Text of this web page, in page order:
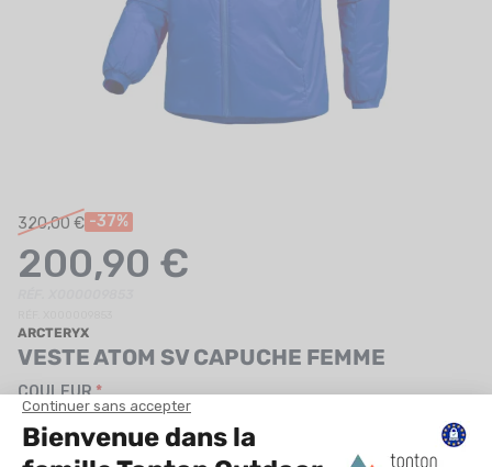
MES FAVORIS
CONTACT
320,00 € -37%
200,90 €
ARCTERYX
VESTE ATOM SV CAPUCHE FEMME
COULEUR